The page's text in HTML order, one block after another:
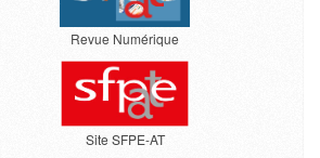
Revue Numérique
Site SFPE-AT